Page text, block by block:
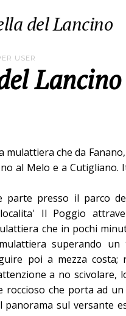
del Lancino
USER
Lancino
che da
al Melo e a Cutigliano.
parte presso il parco
Il Poggio
che in pochi
superando
poi a mezza costa;
a no scivolare,
roccioso che porta ad
sul versante